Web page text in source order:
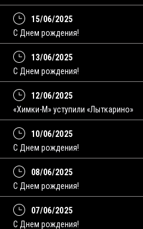
15/06/2025
С Днем рождения!
13/06/2025
C Днем рождения!
12/06/2025
«Химки-М» уступили «Лыткарино»
10/06/2025
С Днем рождения!
08/06/2025
C Днем рождения!
07/06/2025
С Днем рождения!